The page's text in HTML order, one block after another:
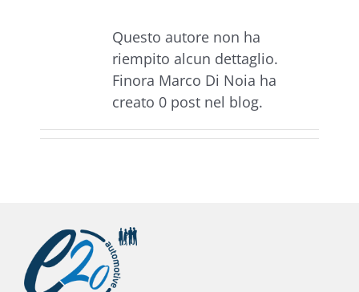
Questo autore non ha
riempito alcun dettaglio.
Finora Marco Di Noia ha
creato 0 post nel blog.